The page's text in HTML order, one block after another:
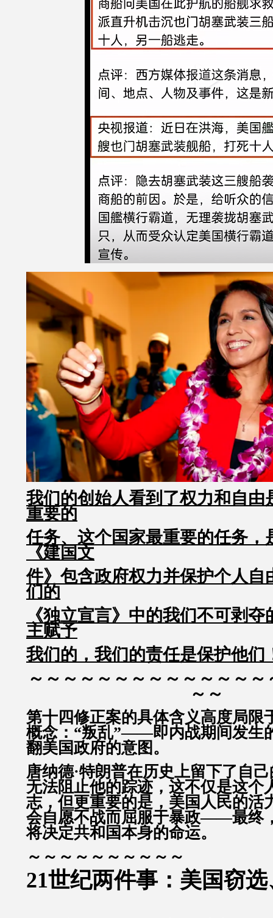
我们的创始人看到了权力和自由
重要的
任务、这个国家最重要的任务，
《建国文
件》包含政府权力并保护个人自
们的
《独立宣言》中的我们不可剥
主赋予
我们的，我们的责任是保护他们
～～～～～～～～～～～～～
～～
第十四修正案的具体含义高度局限
概念：“叛乱”——即内战期间发生
翻美国政府的意图。
唐纳德·特朗普在历史上留下了自
无法阻止他的踪迹，这不仅是这个
志，但更重要的是，美国人民的活
会自愿不战而屈服于暴政——最终
将决定共和国本身的命运。
～～～～～～～～～～
21世纪两件事：美国窃